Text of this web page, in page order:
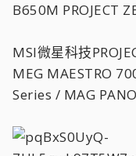
B650M PROJECT
MSI微星科技
MEG MAESTRO
Series / MAG